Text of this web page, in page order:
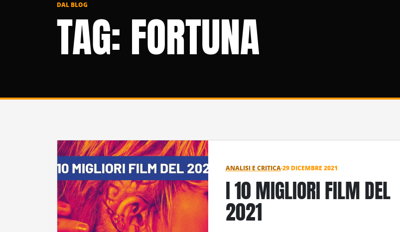
DAL BLOG
TAG: FORTUNA
ANALISI E CRITICA·29 DICEMBRE 2021
I 10 MIGLIORI FILM DEL
2021